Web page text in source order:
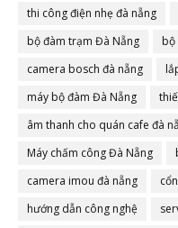
thi công điện nhẹ đà nẵng
bộ đàm trạm Đà Nẵng
bộ
camera bosch đà nẵng
máy bộ đàm Đà Nẵng
âm thanh cho quán cafe đà
Máy chấm công Đà Nẵng
camera imou đà nẵng
hướng dẫn công nghệ